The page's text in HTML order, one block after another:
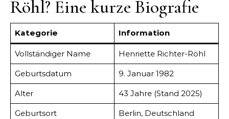
Röhl? Eine kurze Biografie
Kategorie Information
Vollständiger Name Henriette Richter-Röhl
Geburtsdatum 9. Januar 1982
Alter 43 Jahre (Stand 2025)
Geburtsort Berlin, Deutschland